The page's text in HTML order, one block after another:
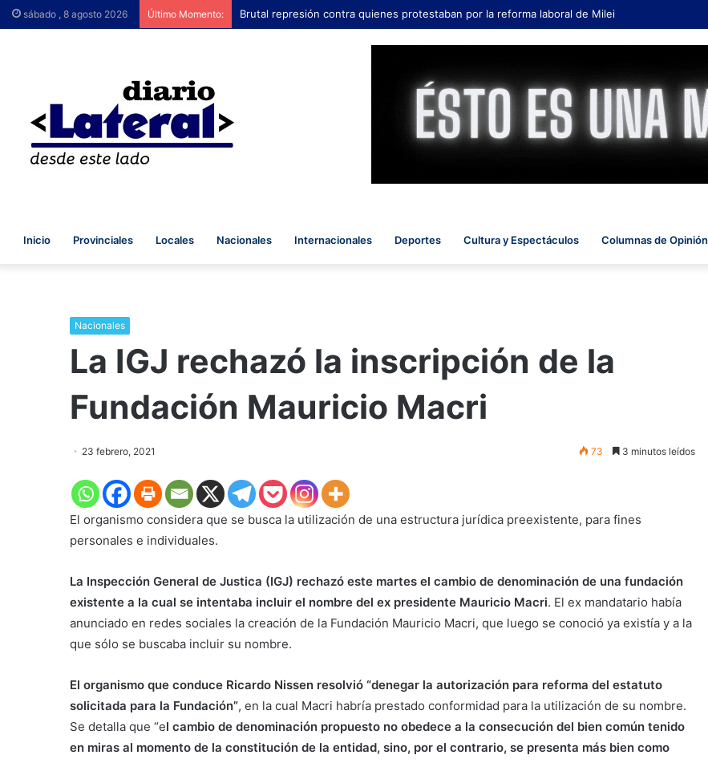
sábado , 8 agosto 2026 Último Momento: Brutal represión contra quienes protestaban por la reforma laboral de Milei
Inicio Provinciales Locales Nacionales Internacionales Deportes Cultura y Espectáculos Columnas de Opinión
Nacionales
La IGJ rechazó la inscripción de la
Fundación Mauricio Macri
23 febrero, 2021 73 3 minutos leídos
El organismo considera que se busca la utilización de una estructura jurídica preexistente, para fines
personales e individuales.
La Inspección General de Justica (IGJ) rechazó este martes el cambio de denominación de una fundación
existente a la cual se intentaba incluir el nombre del ex presidente Mauricio Macri. El ex mandatario había
anunciado en redes sociales la creación de la Fundación Mauricio Macri, que luego se conoció ya existía y a la
que sólo se buscaba incluir su nombre.
El organismo que conduce Ricardo Nissen resolvió “denegar la autorización para reforma del estatuto
solicitada para la Fundación”, en la cual Macri habría prestado conformidad para la utilización de su nombre.
Se detalla que “el cambio de denominación propuesto no obedece a la consecución del bien común tenido
en miras al momento de la constitución de la entidad, sino, por el contrario, se presenta más bien como